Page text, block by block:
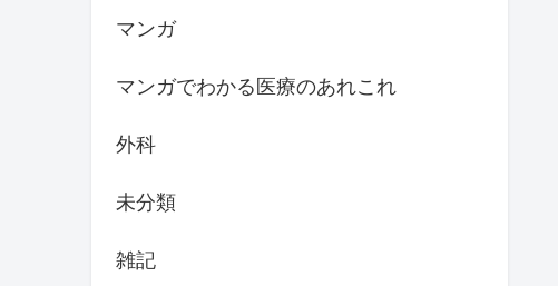
マンガ
マンガでわかる医療のあれこれ
外科
未分類
雑記